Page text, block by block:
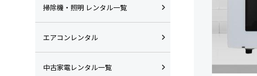
掃除機・照明 レンタル一覧
エアコンレンタル
中古家電レンタル一覧